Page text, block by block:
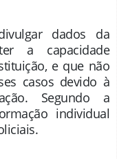
dados da
a capacidade
e que não
casos devido à
Segundo a
individual